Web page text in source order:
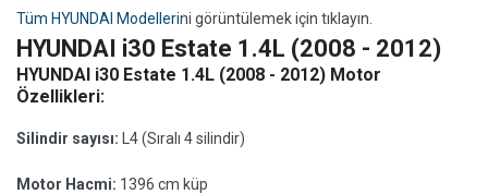
Tüm HYUNDAI Modellerini görüntülemek için tıklayın.
HYUNDAI i30 Estate 1.4L (2008 - 2012)
HYUNDAI i30 Estate 1.4L (2008 - 2012) Motor
Özellikleri:
Silindir sayısı: L4 (Sıralı 4 silindir)
Motor Hacmi: 1396 cm küp